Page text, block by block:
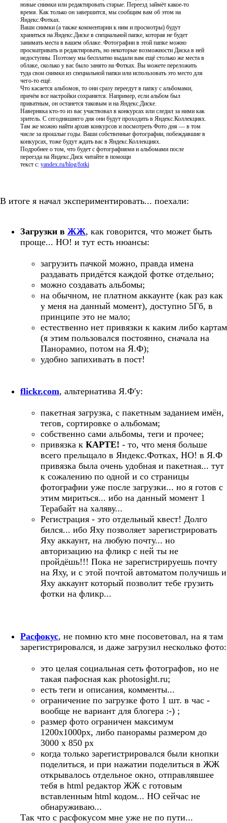
новые снимки или редактировать старые. Переезд займёт какое-то
время. Как только он завершится, мы сообщим вам об этом на
Яндекс.Фотках.
Ваши снимки (а также комментарии к ним и просмотры) будут
храниться на Яндекс.Диске в специальной папке, которая не будет
занимать места в вашем облаке. Фотографии в этой папке можно
просматривать и редактировать, но некоторые возможности Диска в ней
недоступны. Поэтому мы бесплатно выдали вам ещё столько же места в
облаке, сколько у вас было занято на Фотках. Вы можете переложить
туда свои снимки из специальной папки или использовать это место для
чего-то ещё.
Что касается альбомов, то они сразу переедут в папку с альбомами,
причём все настройки сохранятся. Например, если альбом был
приватным, он останется таковым и на Яндекс.Диске.
Наверняка кто-то из вас участвовал в конкурсах или следил за ними как
зритель. С сегодняшнего дня они будут проходить в Яндекс.Коллекциях.
Там же можно найти архив конкурсов и посмотреть Фото дня — в том
числе за прошлые годы. Ваши собственные фотографии, побеждавшие в
конкурсах, тоже будут ждать вас в Яндекс.Коллекциях.
Подробнее о том, что будет с фотографиями и альбомами после
переезда на Яндекс.Диск читайте в помощи
текст с: yandex.ru/blog/fotki
В итоге я начал экспериментировать... поехали:
Загрузки в ЖЖ, как говорится, что может быть
проще... НО! и тут есть нюансы:
загрузить пачкой можно, правда имена
раздавать придётся каждой фотке отдельно;
можно создавать альбомы;
на обычном, не платном аккаунте (как раз как
у меня на данный момент), доступно 5Гб, в
принципе это не мало;
естественно нет привязки к каким либо картам
(я этим пользовался постоянно, сначала на
Панорамио, потом на Я.Ф);
удобно запихивать в пост!
flickr.com, альтернатива Я.Ф'у:
пакетная загрузка, с пакетным заданием имён,
тегов, сортировке о альбомам;
собственно сами альбомы, теги и прочее;
привязка к КАРТЕ! - то, что меня больше
всего прельщало в Яндекс.Фотках, НО! в Я.Ф
привязка была очень удобная и пакетная... тут
к сожалению по одной и со страницы
фотографии уже после загрузки... но я готов с
этим мириться... ибо на данный момент 1
Терабайт на халяву...
Регистрация - это отдельный квест! Долго
бился... ибо Яху позволяет зарегистрировать
Яху аккаунт, на любую почту... но
авторизацию на фликр с ней ты не
пройдёшь!!! Пока не зарегистрируешь почту
на Яху, и с этой почтой автоматом получишь и
Яху аккаунт который позволит тебе грузить
фотки на фликр...
Расфокус, не помню кто мне посоветовал, на я там
зарегистрировался, и даже загрузил несколько фото:
это целая социальная сеть фотографов, но не
такая пафосная как photosight.ru;
есть теги и описания, комменты...
ограничение по загрузке фото 1 шт. в час -
вообще не вариант для блогера :-) ;
размер фото ограничен максимум
1200х1000px, либо панорамы размером до
3000 x 850 px
когда только зарегистрировался были кнопки
поделиться, и при нажатии поделиться в ЖЖ
открывалось отдельное окно, отправлявшее
тебя в html редактор ЖЖ с готовым
вставленным html кодом... НО сейчас не
обнаруживаю...
Так что с расфокусом мне уже не по пути...